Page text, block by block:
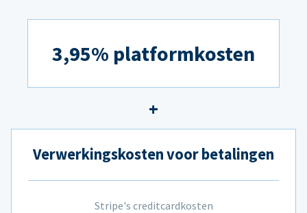
3,95% platformkosten
Verwerkingskosten voor betalingen
Stripe's creditcardkosten